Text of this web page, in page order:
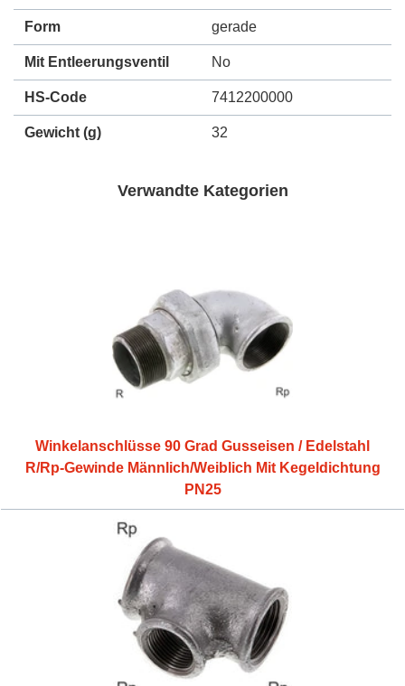
Form gerade
Mit Entleerungsventil No
HS-Code 7412200000
Gewicht (g) 32
Verwandte Kategorien
Winkelanschlüsse 90 Grad Gusseisen / Edelstahl
R/Rp-Gewinde Männlich/Weiblich Mit Kegeldichtung
PN25